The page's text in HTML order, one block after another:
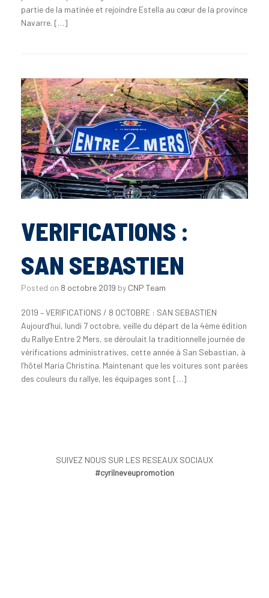
partie de la matinée et rejoindre Estella au cœur de la province
Navarre. […]
VERIFICATIONS :
SAN SEBASTIEN
Posted on 8 octobre 2019 by CNP Team
2019 – VERIFICATIONS / 8 OCTOBRE : SAN SEBASTIEN
Aujourd’hui, lundi 7 octobre, veille du départ de la 4ème édition
du Rallye Entre 2 Mers, se déroulait la traditionnelle journée de
vérifications administratives, cette année à San Sebastian, à
l’hôtel Maria Christina. Maintenant que les voitures sont parées
des couleurs du rallye, les équipages sont […]
SUIVEZ NOUS SUR LES RESEAUX SOCIAUX
#cyrilneveupromotion